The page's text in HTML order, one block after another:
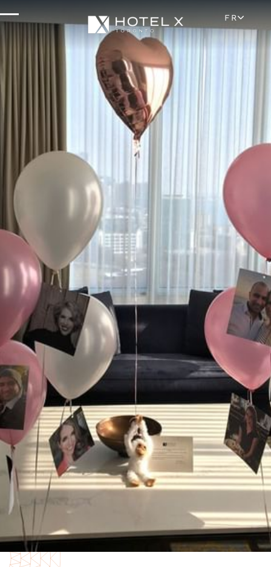
FR
Parking Et Transport
FAQ
Blog
Avis
Médias Et Presse